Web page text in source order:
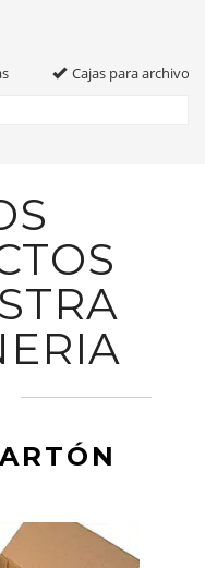
Cajas para archivo